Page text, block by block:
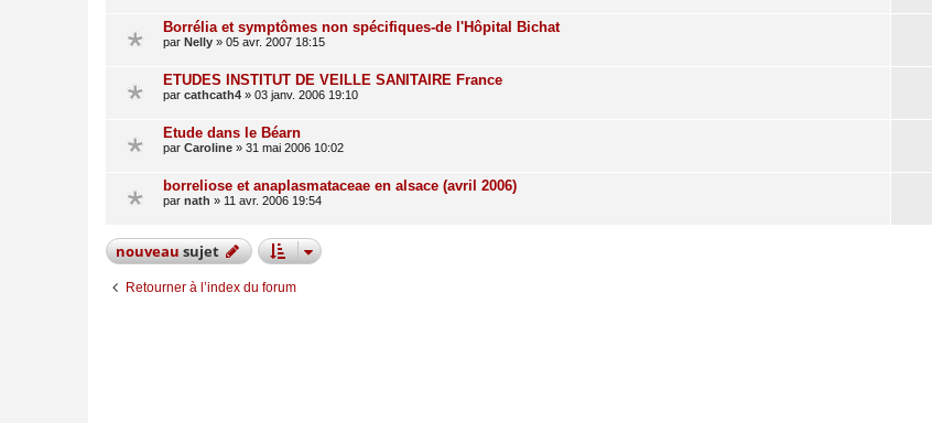
Borrélia et symptômes non spécifiques-de l'Hôpital Bichat
par Nelly » 05 avr. 2007 18:15
ETUDES INSTITUT DE VEILLE SANITAIRE France
par cathcath4 » 03 janv. 2006 19:10
Etude dans le Béarn
par Caroline » 31 mai 2006 10:02
borreliose et anaplasmataceae en alsace (avril 2006)
par nath » 11 avr. 2006 19:54
nouveausujet
Retourner à l’index du forum